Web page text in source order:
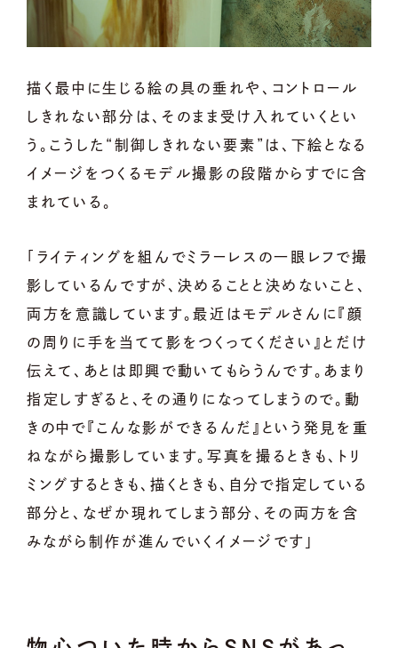
描く最中に生じる絵の具の垂れや、コントロール
しきれない部分は、そのまま受け入れていくとい
う。こうした“制御しきれない要素”は、下絵となる
イメージをつくるモデル撮影の段階からすでに含
まれている。
「ライティングを組んでミラーレスの一眼レフで撮
影しているんですが、決めることと決めないこと、
両方を意識しています。最近はモデルさんに『顔
の周りに手を当てて影をつくってください』とだけ
伝えて、あとは即興で動いてもらうんです。あまり
指定しすぎると、その通りになってしまうので。動
きの中で『こんな影ができるんだ』という発見を重
ねながら撮影しています。写真を撮るときも、トリ
ミングするときも、描くときも、自分で指定している
部分と、なぜか現れてしまう部分、その両方を含
みながら制作が進んでいくイメージです」